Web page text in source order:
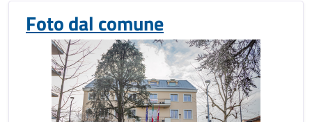
Foto dal comune